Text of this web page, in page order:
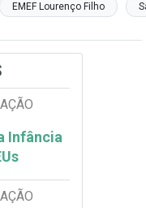
EMEF Lourenço Filho
Infância